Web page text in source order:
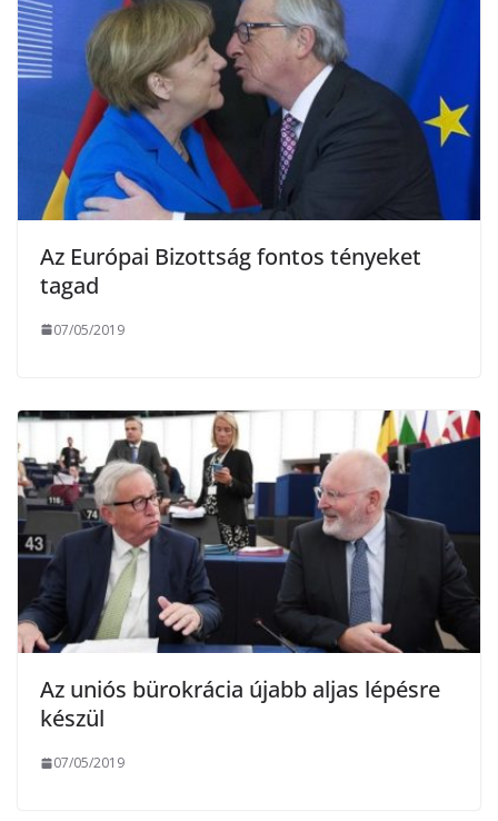
Az Európai Bizottság fontos tényeket
tagad
07/05/2019
Az uniós bü­rok­rá­cia újabb aljas lépésre
készül
07/05/2019